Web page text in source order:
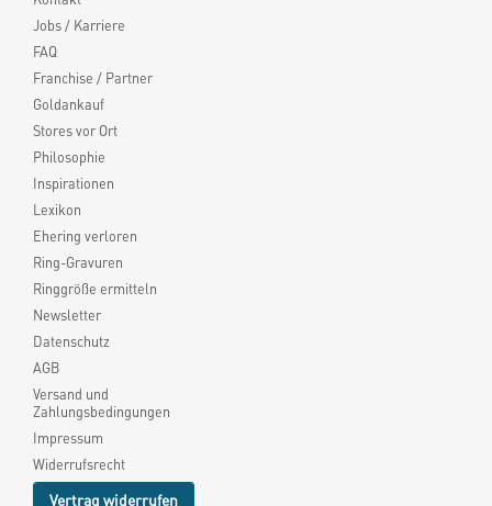
Jobs / Karriere
FAQ
Franchise / Partner
Goldankauf
Stores vor Ort
Philosophie
Inspirationen
Lexikon
Ehering verloren
Ring-Gravuren
Ringgröße ermitteln
Newsletter
Datenschutz
AGB
Versand und
Zahlungsbedingungen
Impressum
Widerrufsrecht
Vertrag widerrufen